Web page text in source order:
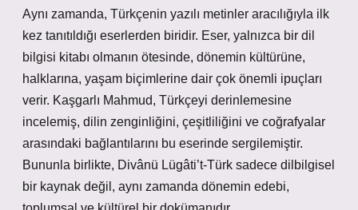
Aynı zamanda, Türkçenin yazılı metinler aracılığıyla ilk
kez tanıtıldığı eserlerden biridir. Eser, yalnızca bir dil
bilgisi kitabı olmanın ötesinde, dönemin kültürüne,
halklarına, yaşam biçimlerine dair çok önemli ipuçları
verir. Kaşgarlı Mahmud, Türkçeyi derinlemesine
incelemiş, dilin zenginliğini, çeşitliliğini ve coğrafyalar
arasındaki bağlantılarını bu eserinde sergilemiştir.
Bununla birlikte, Divânü Lügâti’t-Türk sadece dilbilgisel
bir kaynak değil, aynı zamanda dönemin edebi,